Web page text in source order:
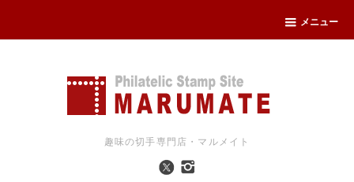
メニュー
趣味の切手専門店・マルメイト